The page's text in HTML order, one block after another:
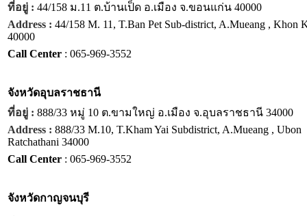
ที่อยู่ : 44/158 ม.11 ต.บ้านเป็ด อ.เมือง จ.ขอนแก่น 40000
Address : 44/158 M. 11, T.Ban Pet Sub-district, A.Mueang , Khon
40000
Call Center : 065-969-3552
จังหวัดอุบลราชธานี
ที่อยู่ : 888/33 หมู่ 10 ต.ขามใหญ่ อ.เมือง จ.อุบลราชธานี 34000
Address : 888/33 M.10, T.Kham Yai Subdistrict, A.Mueang , Ubon
Ratchathani 34000
Call Center : 065-969-3552
จังหวัดกาญจนบุรี